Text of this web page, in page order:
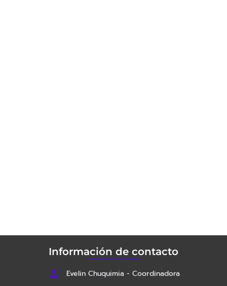
Información de contacto
Evelin Chuquimia - Coordinadora